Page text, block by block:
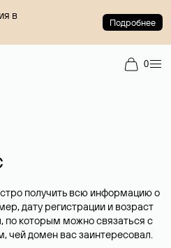
в
Подробнее
0
получить всю информацию о
дату регистрации и возраст
по которым можно связаться с
чей домен вас заинтересовал.